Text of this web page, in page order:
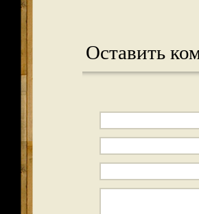
Оставить